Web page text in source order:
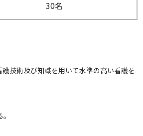
30名
技術及び知識を用いて水準の高い看護を